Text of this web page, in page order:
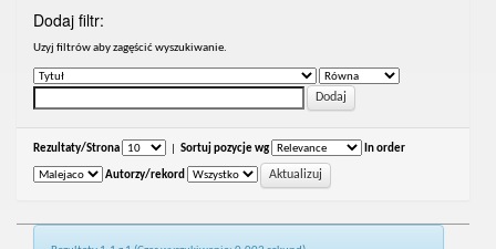
Dodaj filtr:
Uzyj filtrów aby zagęścić wyszukiwanie.
Rezultaty/Strona Sortuj pozycje wg In order
Autorzy/rekord